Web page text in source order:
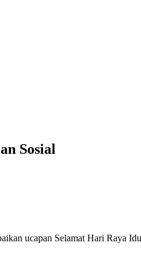
Sosial
ucapan Selamat Hari Raya